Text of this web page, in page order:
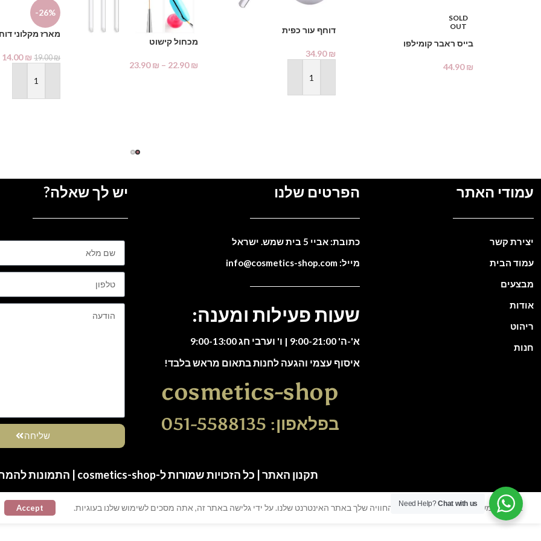
SOLD
OUT
בייס ראבר קומילפו
44.90₪
דוחף עור כפית
34.90₪
הוספה לסל
מכחול קישוט
22.90₪
–
23.90₪
-26%
מארז מקלוני
19.00₪
14.00₪
הוספה לסל
עמודי האתר
יצירת קשר
עמוד הבית
מבצעים
אודות
ריהוט
חנות
הפרטים שלנו
כתובת: אביי 5 בית שמש. ישראל
מייל: info@cosmetics-shop.com
שעות פעילות ומענה:
א'-ה' 9:00-21:00 | ו' וערבי חג 9:00-13:00
איסוף עצמי והגעה לחנות בתאום מראש בלבד!
cosmetics-shop
בפלאפון: 051-5588135
יש לך שאלה?
שליחה
תקנון האתר | כל הזכויות שמורות ל-cosmetics-shop | התמונות להמחשה בלבד
אנו משתמשים בעוגיות כדי לשפר את החוויה שלך באתר האינטרנט שלנו. על ידי גלישה באתר זה, אתה מסכים לשימוש שלנו בעוגיות. Accept Need Help?Chat with us